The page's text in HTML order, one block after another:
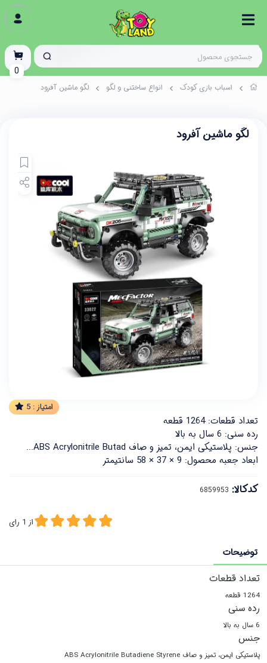
اسباب بازی کودک انواع ساختنی و لگو لگو ماشین آفرود
لگو ماشین آفرود
امتیاز : 5
تعداد قطعات: 1264 قطعه
رده سنی: 6 سال به بالا
جنس: پلاستیکی ایمن، تمیز و صاف ABS Acrylonitrile Butad...
ابعاد جعبه محصول: 9 × 37 × 58 سانتیمتر
کدکالا:
از 1 رای
توضیحات
تعداد قطعات
1264 قطعه
رده سنی
6 سال به بالا
جنس
پلاستیکی ایمن، تمیز و صاف ABS Acrylonitrile Butadiene Styrene
0